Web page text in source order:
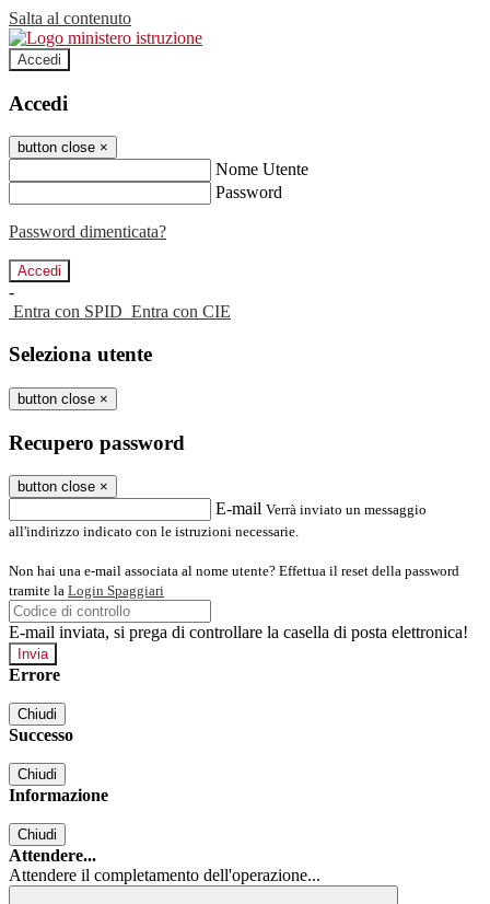
Salta al contenuto
Accedi
Accedi
button close ×
Nome Utente
Password
Password dimenticata?
-
Entra con SPID Entra con CIE
Seleziona utente
button close ×
Recupero password
button close ×
E-mail Verrà inviato un messaggio
all'indirizzo indicato con le istruzioni necessarie.
Non hai una e-mail associata al nome utente? Effettua il reset della password
tramite la Login Spaggiari
E-mail inviata, si prega di controllare la casella di posta elettronica!
Errore
Chiudi
Successo
Chiudi
Informazione
Chiudi
Attendere...
Attendere il completamento dell'operazione...